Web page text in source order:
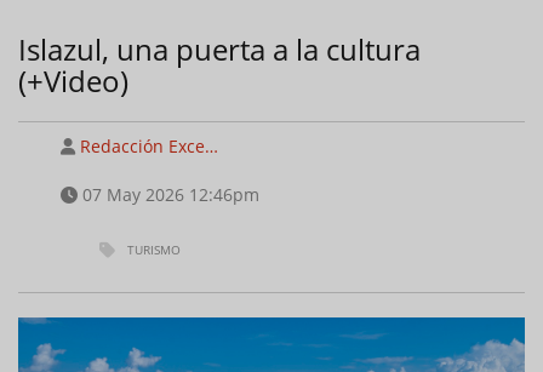
Islazul, una puerta a la cultura
(+Video)
Redacción Exce…
07 May 2026 12:46pm
TURISMO